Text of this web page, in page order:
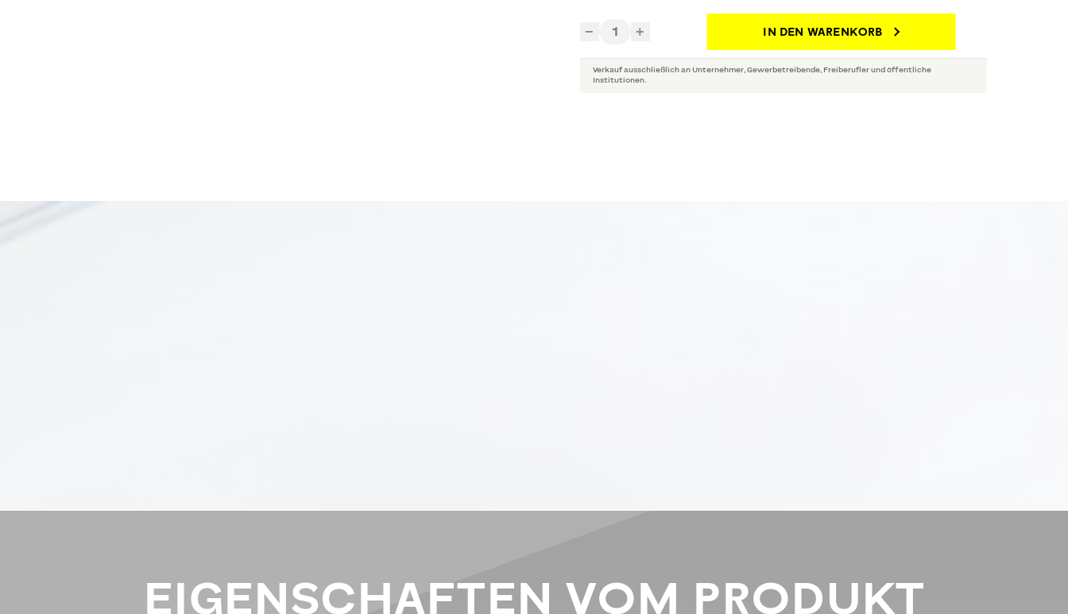
− 1 + IN DEN WARENKORB
Verkauf ausschließlich an Unternehmer, Gewerbetreibende, Freiberufler und öffentliche
Institutionen.
EIGENSCHAFTEN VOM PRODUKT